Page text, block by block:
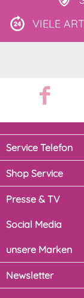
VIELE
Service Telefon
Shop Service
Presse & TV
Social Media
unsere Marken
Newsletter